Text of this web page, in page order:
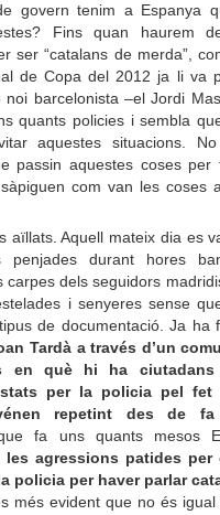
govern tenim a Espanya
Fins quan haurem
ser “catalans de merda”,
de Copa del 2012 ja li va
barcelonista –el Jordi
quants policies i sembla
aquestes situacions.
passin aquestes coses per
com van les coses
aïllats. Aquell mateix dia es
penjades durant hores
carpes dels seguidors
i senyeres sense
de documentació. Ja ha
Tardà a través d’un
en què hi ha
per la policia pel fet
repetint des de
fa uns quants mesos
les agressions patides per
policia per haver parlar
més evident que no és igual